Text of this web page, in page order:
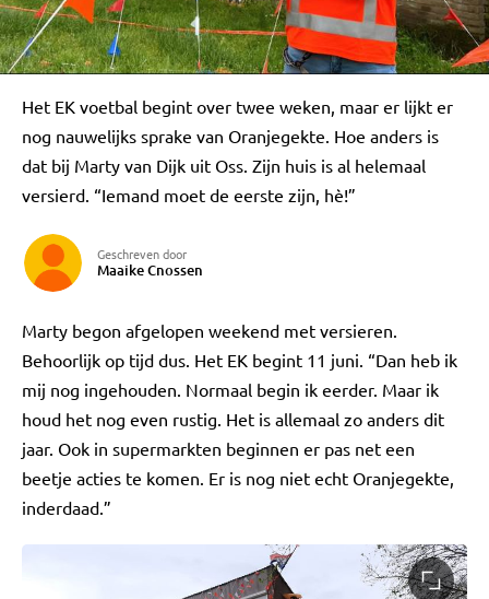
Het EK voetbal begint over twee weken, maar er lijkt er
nog nauwelijks sprake van Oranjegekte. Hoe anders is
dat bij Marty van Dijk uit Oss. Zijn huis is al helemaal
versierd. “Iemand moet de eerste zijn, hè!”
Geschreven door
Maaike Cnossen
Marty begon afgelopen weekend met versieren.
Behoorlijk op tijd dus. Het EK begint 11 juni. “Dan heb ik
mij nog ingehouden. Normaal begin ik eerder. Maar ik
houd het nog even rustig. Het is allemaal zo anders dit
jaar. Ook in supermarkten beginnen er pas net een
beetje acties te komen. Er is nog niet echt Oranjegekte,
inderdaad.”